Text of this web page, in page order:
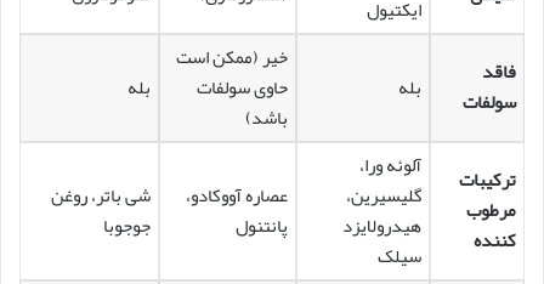
ایکتیول
فاقد
سولفات
بله
خیر (ممکن است
حاوی سولفات
باشد)
بله
ترکیبات
مرطوب
کننده
آلوئه ورا،
گلیسیرین،
هیدرولایزد
سیلک
عصاره آووکادو،
پانتنول
شی باتر، روغن
جوجوبا